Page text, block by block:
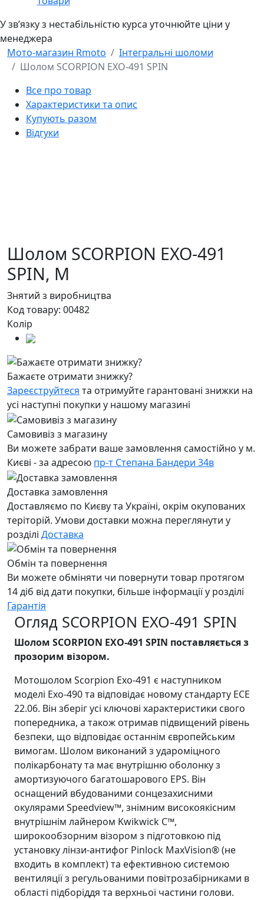
У звʼязку з нестабільністю курса уточнюйте ціни у
менеджера
Мото-магазин Rmoto
Інтегральні шоломи
Шолом SCORPION EXO-491 SPIN
Все про товар
Характеристики та опис
Купують разом
Відгуки
Шолом SCORPION EXO-491
SPIN, M
Знятий з виробництва
Код товару: 00482
Колір
Бажаєте отримати знижку?
Зареєструйтеся та отримуйте гарантовані знижки на
усі наступні покупки у нашому магазині
Самовивіз з магазину
Ви можете забрати ваше замовлення самостійно у м.
Києві - за адресою пр-т Степана Бандери 34в
Доставка замовлення
Доставляємо по Києву та Україні, окрім окупованих
теріторій. Умови доставки можна переглянути у
розділі Доставка
Обмін та повернення
Ви можете обміняти чи повернути товар протягом
14 діб від дати покупки, більше інформації у розділі
Гарантія
Огляд SCORPION EXO-491 SPIN
Шолом SCORPION EXO-491 SPIN поставляється з
прозорим візором.
Мотошолом Scorpion Exo-491 є наступником
моделі Exo-490 та відповідає новому стандарту ЕСЕ
22.06. Він зберіг усі ключові характеристики свого
попередника, а також отримав підвищений рівень
безпеки, що відповідає останнім європейським
вимогам. Шолом виконаний з удароміцного
полікарбонату та має внутрішню оболонку з
амортизуючого багатошарового EPS. Він
оснащений вбудованими сонцезахисними
окулярами Speedview™, знімним високоякісним
внутрішнім лайнером Kwikwick C™,
широкообзорним візором з підготовкою під
установку лінзи-антифог Pinlock MaxVision® (не
входить в комплект) та ефективною системою
вентиляції з регульованими повітрозабірниками в
області підборіддя та верхньої частини голови.